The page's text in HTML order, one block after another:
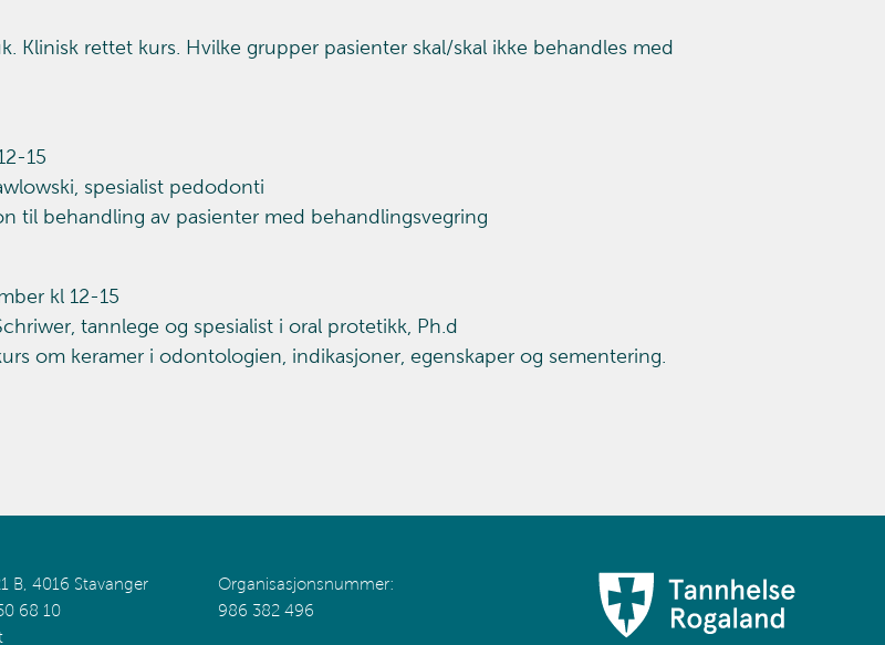
Klinisk rettet kurs. Hvilke grupper pasienter skal/skal ikke behandles med
15
spesialist pedodonti
til behandling av pasienter med behandlingsvegring
kl 12-15
tannlege og spesialist i oral protetikk, Ph.d
om keramer i odontologien, indikasjoner, egenskaper og sementering.
B, 4016 Stavanger
68 10
Organisasjonsnummer:
986 382 496